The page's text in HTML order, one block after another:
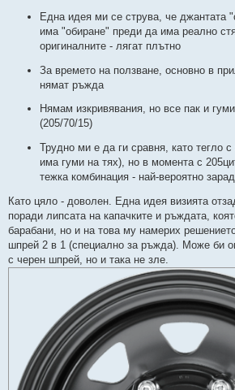
Една идея ми се струва, че джантата
има "обиране" преди да има реално
оригиналните - лягат плътно
За времето на ползване, основно в
нямат ръжда
Нямам изкривявания, но все пак и
(205/70/15)
Трудно ми е да ги сравня, като тегло с
има гуми на тях), но в момента с
тежка комбинация - най-вероятно
Като цяло - доволен. Една идея визията
поради липсата на капачките и ръждата,
барабани, но и на това му намерих
шпрей 2 в 1 (специално за ръжда). Може би
с черен шпрей, но и така не зле.